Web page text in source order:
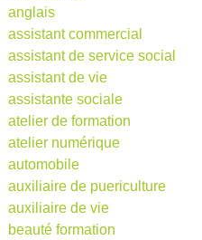
anglais
assistant commercial
assistant de service social
assistant de vie
assistante sociale
atelier de formation
atelier numérique
automobile
auxiliaire de puericulture
auxiliaire de vie
beauté formation